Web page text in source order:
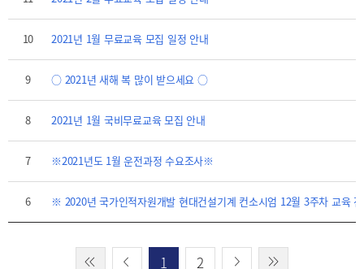
10 2021년 1월 무료교육 모집 일정 안내
9 ○ 2021년 새해 복 많이 받으세요 ○
8 2021년 1월 국비무료교육 모집 안내
7 ※2021년도 1월 운전과정 수요조사※
6 ※ 2020년 국가인적자원개발 현대건설기계 컨소시엄 12월 3주차 교육
1 2